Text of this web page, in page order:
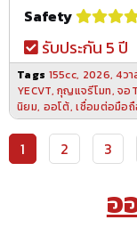
Safety
รับประกัน 5 ปี
Tags 155cc, 2026,4ว
YECVT,กุญแจรีโมท,จอ
นิยม, ออโต้,เชื่อมต่อมือ
1 2 3
อ